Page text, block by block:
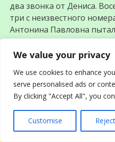
We value your privacy
We use cookies to enhance
serve personalised ads or
By clicking "Accept All", you
Customise
два звонка от Дениса.
три с неизвестного
Антонина Павловна
домашнего.
ответил на первом же
аппарат в руке.